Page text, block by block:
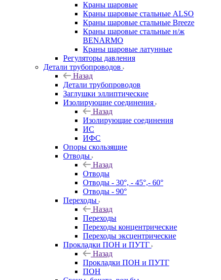
Краны шаровые
Краны шаровые стальные ALSO
Краны шаровые стальные Breeze
Краны шаровые стальные н/ж
BENARMO
Краны шаровые латунные
Регуляторы давления
Детали трубопроводов
Назад
Детали трубопроводов
Заглушки эллиптические
Изолирующие соединения
Назад
Изолирующие соединения
ИС
ИФС
Опоры скользящие
Отводы
Назад
Отводы
Отводы - 30°, - 45°,- 60°
Отводы - 90°
Переходы
Назад
Переходы
Переходы концентрические
Переходы эксцентрические
Прокладки ПОН и ПУТГ
Назад
Прокладки ПОН и ПУТГ
ПОН